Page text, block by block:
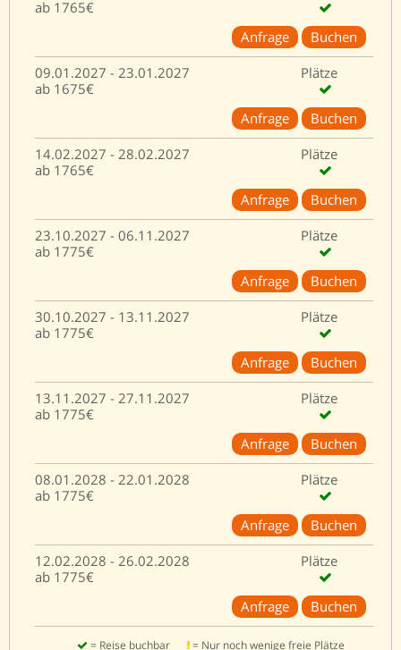
ab 1765€
Anfrage
Buchen
09.01.2027 - 23.01.2027
Plätze
ab 1675€
Anfrage
Buchen
14.02.2027 - 28.02.2027
Plätze
ab 1765€
Anfrage
Buchen
23.10.2027 - 06.11.2027
Plätze
ab 1775€
Anfrage
Buchen
30.10.2027 - 13.11.2027
Plätze
ab 1775€
Anfrage
Buchen
13.11.2027 - 27.11.2027
Plätze
ab 1775€
Anfrage
Buchen
08.01.2028 - 22.01.2028
Plätze
ab 1775€
Anfrage
Buchen
12.02.2028 - 26.02.2028
Plätze
ab 1775€
Anfrage
Buchen
= Reise buchbar
= Nur noch wenige freie Plätze